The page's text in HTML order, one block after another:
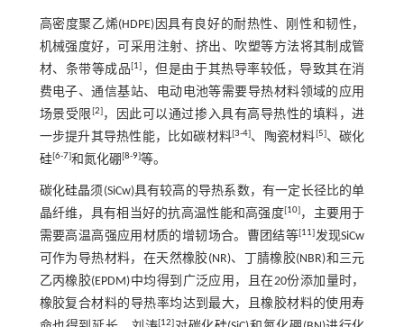
高密度聚乙烯(HDPE)因具有良好的耐热性、刚性和韧性，
机械强度好，可采用注射、挤出、吹塑等方法将其制成管
材、条带等成品[1] ，但是由于其热导率较低，导致其在消
费电子、通信基站、电动电池等需要导热材料领域的应用
场景受限[2]，因此可以通过掺入具有高导热性的填料，进
一步提升其导热性能，比如碳材料[3-4]、陶瓷材料[5]、碳化
硅[6-7]和氮化硼 [8-9]等。
碳化硅晶须(SiCw)具有较高的导热系数，有一定长径比的单
晶纤维，具有相当好的抗高温性能和高强度[10]，主要用于
需要高温高强应用材质的增韧场合。曹团结等[11]发现SiCw
可作为导热材料，在天然橡胶(NR)、丁腈橡胶(NBR)和三元
乙丙橡胶(EPDM)中均得到广泛应用，且在20份添加量时，
橡胶复合材料的导热率均达到最大，且橡胶材料的使用寿
[12]